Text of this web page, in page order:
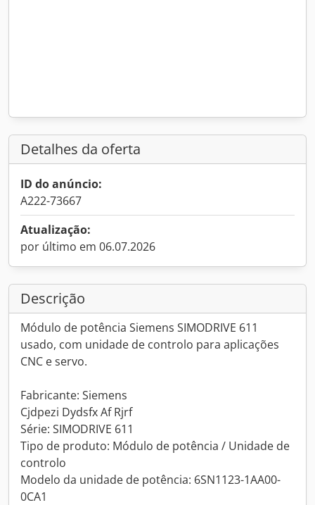
Detalhes da oferta
ID do anúncio:
A222-73667
Atualização:
por último em 06.07.2026
Descrição
Módulo de potência Siemens SIMODRIVE 611
usado, com unidade de controlo para aplicações
CNC e servo.
Fabricante: Siemens
Cjdpezi Dydsfx Af Rjrf
Série: SIMODRIVE 611
Tipo de produto: Módulo de potência / Unidade de
controlo
Modelo da unidade de potência: 6SN1123-1AA00-
0CA1